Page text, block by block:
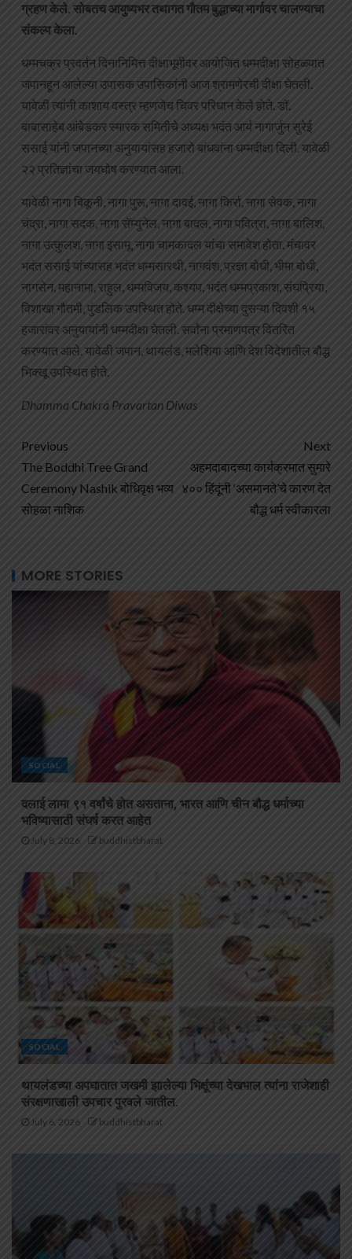
ग्रहण केले. सोबतच आयुष्यभर तथागत गौतम बुद्धाच्या मार्गावर चालण्याचा
संकल्प केला.
धम्मचक्र प्रवर्तन दिनानिमित्त दीक्षाभूमीवर आयोजित धम्मदीक्षा सोहळ्यात
जपानहून आलेल्या उपासक उपासिकांनी आज श्रामणेरची दीक्षा घेतली.
यावेळी त्यांनी काशाय वस्त्र म्हणजेच चिवर परिधान केले होते. डॉ.
बाबासाहेब आंबेडकर स्मारक समितीचे अध्यक्ष भदंत आर्य नागार्जुन सुरेई
ससाई यांनी जपानच्या अनुयायांसह हजारो बांधवांना धम्मदीक्षा दिली. यावेळी
२२ प्रतिज्ञांचा जयघोष करण्यात आला.
यावेळी नागा बिकूनी, नागा पुरू, नागा दावई, नागा किर्रा, नागा सेवक, नागा
चंद्रा, नागा सदक, नागा सॅम्युनेल, नागा बादल, नागा पवित्रा, नागा बालिश,
नागा उत्कुलश, नागा इसामू, नागा चामकादल यांचा समावेश होता. मंचावर
भदंत ससाई यांच्यासह भदंत धम्मसारथी, नागवंश, प्रज्ञा बोधी, भीमा बोधी,
नागसेन, महानामा, राहुल, धम्मविजय, कश्यप, भदंत धम्मप्रकाश, संघप्रिया,
विशाखा गौतमी, पुंडलिक उपस्थित होते. धम्म दीक्षेच्या दुसऱ्या दिवशी १५
हजारांवर अनुयायांनी धम्मदीक्षा घेतली. सर्वांना प्रमाणपत्र वितरित
करण्यात आले. यावेळी जपान, थायलंड, मलेशिया आणि देश विदेशातील बौद्ध
भिक्खू उपस्थित होते.
Dhamma Chakra Pravartan Diwas
Previous
The Boddhi Tree Grand
Ceremony Nashik बोधिवृक्ष भव्य
सोहळा नाशिक
Next
अहमदाबादच्या कार्यक्रमात सुमारे
४०० हिंदूंनी ‘असमानते’चे कारण देत
बौद्ध धर्म स्वीकारला
MORE STORIES
SOCIAL
दलाई लामा ९१ वर्षांचे होत असताना, भारत आणि चीन बौद्ध धर्माच्या
भविष्यासाठी संघर्ष करत आहेत
July 8, 2026 buddhistbharat
SOCIAL
थायलंडच्या अपघातात जखमी झालेल्या भिक्षूंच्या देखभाल त्यांना राजेशाही
संरक्षणाखाली उपचार पुरवले जातील.
July 6, 2026 buddhistbharat